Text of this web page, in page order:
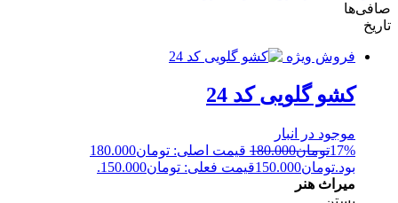
صافی‌ها
تاریخ
فروش ویژه
کشو گلویی کد 24
موجود در انبار
17%تومان180.000
قیمت اصلی: تومان180.000
بود.تومان150.000قیمت فعلی: تومان150.000.
میراث هنر